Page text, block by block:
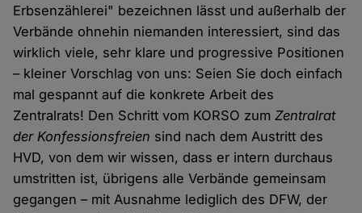
Erbsenzählerei" bezeichnen lässt und außerhalb der
Verbände ohnehin niemanden interessiert, sind das
wirklich viele, sehr klare und progressive Positionen
– kleiner Vorschlag von uns: Seien Sie doch einfach
mal gespannt auf die konkrete Arbeit des
Zentralrats! Den Schritt vom KORSO zumZentralrat
der Konfessionsfreien sind nach dem Austritt des
HVD, von dem wir wissen, dass er intern durchaus
umstritten ist, übrigens alle Verbände gemeinsam
gegangen – mit Ausnahme lediglich des DFW, der